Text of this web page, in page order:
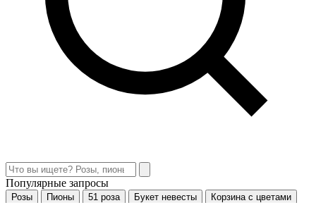
Популярные запросы
Розы Пионы 51 роза Букет невесты
Корзина с цветами